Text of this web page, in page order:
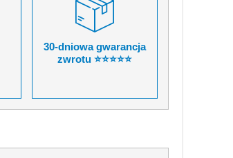
30-dniowa gwarancja
zwrotu ⭐⭐⭐⭐⭐